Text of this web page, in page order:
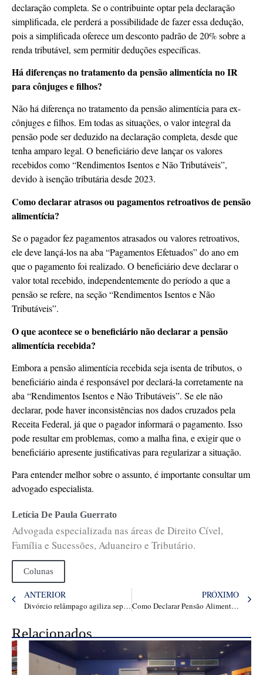
declaração completa. Se o contribuinte optar pela declaração
simplificada, ele perderá a possibilidade de fazer essa dedução,
pois a simplificada oferece um desconto padrão de 20% sobre a
renda tributável, sem permitir deduções específicas.
Há diferenças no tratamento da pensão alimentícia no IR
para cônjuges e filhos?
Não há diferença no tratamento da pensão alimentícia para ex-
cônjuges e filhos. Em todas as situações, o valor integral da
pensão pode ser deduzido na declaração completa, desde que
tenha amparo legal. O beneficiário deve lançar os valores
recebidos como “Rendimentos Isentos e Não Tributáveis”,
devido à isenção tributária desde 2023.
Como declarar atrasos ou pagamentos retroativos de pensão
alimentícia?
Se o pagador fez pagamentos atrasados ou valores retroativos,
ele deve lançá-los na aba “Pagamentos Efetuados” do ano em
que o pagamento foi realizado. O beneficiário deve declarar o
valor total recebido, independentemente do período a que a
pensão se refere, na seção “Rendimentos Isentos e Não
Tributáveis”.
O que acontece se o beneficiário não declarar a pensão
alimentícia recebida?
Embora a pensão alimentícia recebida seja isenta de tributos, o
beneficiário ainda é responsável por declará-la corretamente na
aba “Rendimentos Isentos e Não Tributáveis”. Se ele não
declarar, pode haver inconsistências nos dados cruzados pela
Receita Federal, já que o pagador informará o pagamento. Isso
pode resultar em problemas, como a malha fina, e exigir que o
beneficiário apresente justificativas para regularizar a situação.
Para entender melhor sobre o assunto, é importante consultar um
advogado especialista.
Letícia De Paula Guerrato
Advogada especializada nas áreas de Direito Cível,
Família e Sucessões, Aduaneiro e Tributário.
Colunas
ANTERIOR
Divórcio relâmpago agiliza separações com praticidade
PRÓXIMO
Como Declarar Pensão Alimentícia no Imposto de Renda
Relacionados